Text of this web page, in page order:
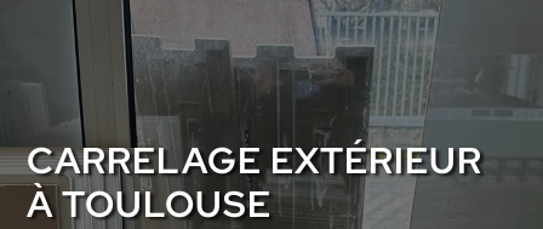
CARRELAGE EXTÉRIEUR
À TOULOUSE